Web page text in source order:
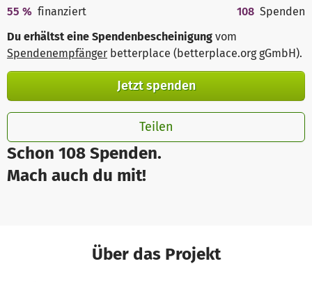
Schon 108 Spenden.
Mach auch du mit!
55 % finanziert 108 Spenden
Du erhältst eine Spendenbescheinigung vom
Spendenempfänger betterplace (betterplace.org gGmbH).
Jetzt spenden
Teilen
Über das Projekt